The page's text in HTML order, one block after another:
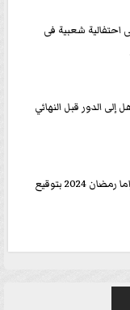
احتفالية شعبية فى
إلى الدور قبل النهائي
عمرو يوسف و روبي فى دراما رمضان 2024 بتوقيع